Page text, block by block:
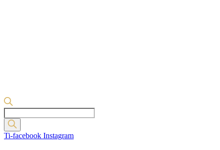
Products
search
Ti-facebook Instagram